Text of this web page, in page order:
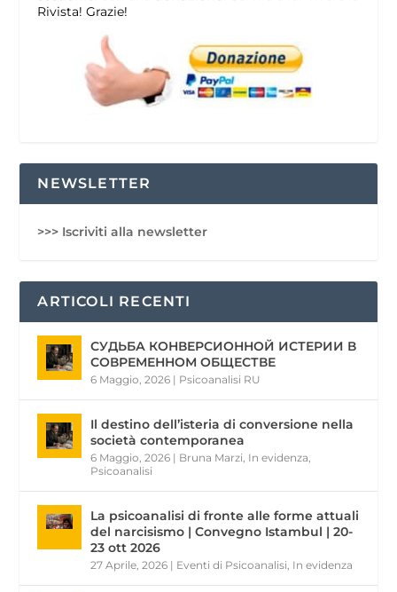
Rivista! Grazie!
NEWSLETTER
>>> Iscriviti alla newsletter
ARTICOLI RECENTI
СУДЬБА КОНВЕРСИОННОЙ ИСТЕРИИ В
СОВРЕМЕННОМ ОБЩЕСТВЕ
6 Maggio, 2026 | Psicoanalisi RU
Il destino dell’isteria di conversione nella
società contemporanea
6 Maggio, 2026 | Bruna Marzi, In evidenza,
Psicoanalisi
La psicoanalisi di fronte alle forme attuali
del narcisismo | Convegno Istambul | 20-
23 ott 2026
27 Aprile, 2026 | Eventi di Psicoanalisi, In evidenza